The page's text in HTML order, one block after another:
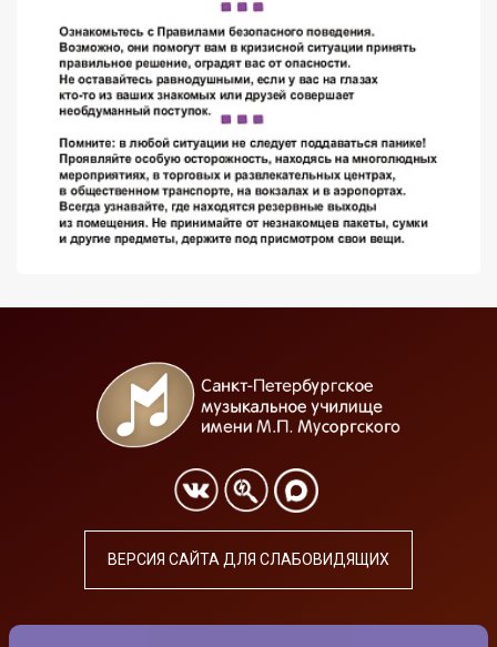
ВЕРСИЯ САЙТА ДЛЯ СЛАБОВИДЯЩИХ